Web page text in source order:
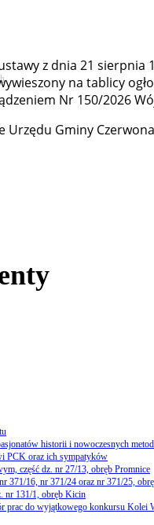
z dnia 21
na tablicy
Nr 150/2026
Gminy
historii i nowoczesnych
PCK oraz ich sympatyków
część dz. nr 27/13, obręb Promnice
371/16, nr 371/24 oraz nr 371/25,
nr 131/1, obręb Kicin
prac do wyjątkowego konkursu Kolei